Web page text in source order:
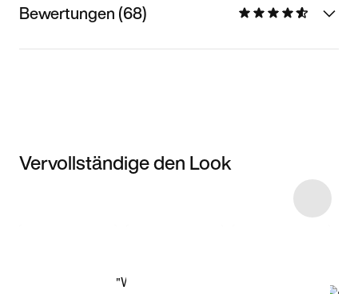
Bewertungen (68)
Vervollständige den Look